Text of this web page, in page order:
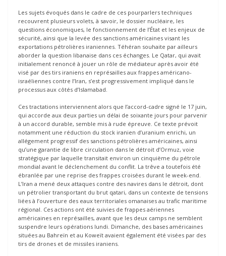
Les sujets évoqués dans le cadre de ces pourparlers techniques
recouvrent plusieurs volets, à savoir, le dossier nucléaire, les
questions économiques, le fonctionnement de l’État et les enjeux de
sécurité, ainsi que la levée des sanctions américaines visant les
exportations pétrolières iraniennes. Téhéran souhaite par ailleurs
aborder la question libanaise dans ces échanges. Le Qatar, qui avait
initialement renoncé à jouer un rôle de médiateur après avoir été
visé par des tirs iraniens en représailles aux frappes américano-
israéliennes contre l’Iran, s’est progressivement impliqué dans le
processus aux côtés d’Islamabad.
Ces tractations interviennent alors que l’accord-cadre signé le 17 juin,
qui accorde aux deux parties un délai de soixante jours pour parvenir
à un accord durable, semble mis à rude épreuve. Ce texte prévoit
notamment une réduction du stock iranien d’uranium enrichi, un
allégement progressif des sanctions pétrolières américaines, ainsi
qu’une garantie de libre circulation dans le détroit d’Ormuz, voie
stratégique par laquelle transitait environ un cinquième du pétrole
mondial avant le déclenchement du conflit. La trêve a toutefois été
ébranlée par une reprise des frappes croisées durant le week-end.
L’Iran a mené deux attaques contre des navires dans le détroit, dont
un pétrolier transportant du brut qatari, dans un contexte de tensions
liées à l’ouverture des eaux territoriales omanaises au trafic maritime
régional. Ces actions ont été suivies de frappes aériennes
américaines en représailles, avant que les deux camps ne semblent
suspendre leurs opérations lundi. Dimanche, des bases américaines
situées au Bahreïn et au Koweït avaient également été visées par des
tirs de drones et de missiles iraniens.